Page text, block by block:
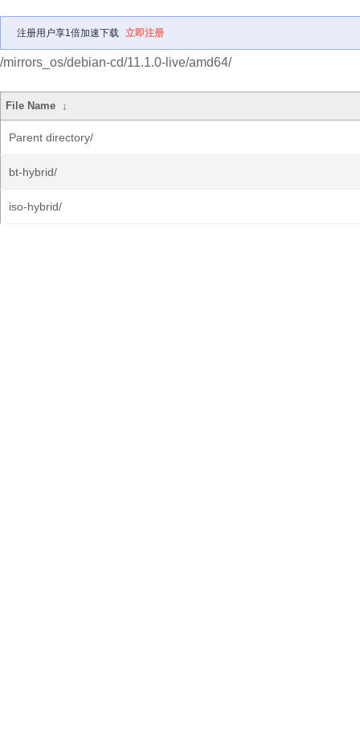
注册用户享1倍加速下载 立即注册
/mirrors_os/debian-cd/11.1.0-live/amd64/
File Name ↓
Parent directory/
bt-hybrid/
iso-hybrid/